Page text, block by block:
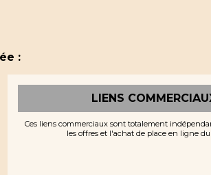
:
LIENS
Ces liens commerciaux sont totalement
les offres et l'achat de place en ligne